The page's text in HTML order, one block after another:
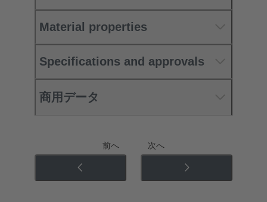
Material properties
Specifications and approvals
商用データ
前へ 次へ